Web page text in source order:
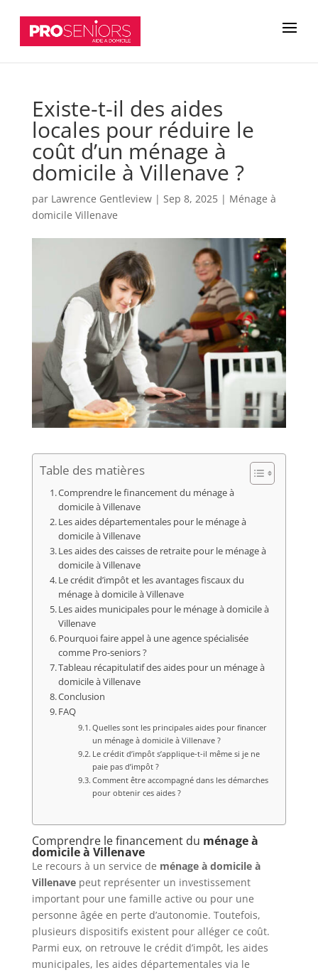
Existe-t-il des aides
locales pour réduire le
coût d’un ménage à
domicile à Villenave ?
par Lawrence Gentleview| Sep 8, 2025| Ménage à
domicile Villenave
Table des matières
Comprendre le financement du ménage à
domicile à Villenave
Les aides départementales pour le ménage à
domicile à Villenave
Les aides des caisses de retraite pour le ménage à
domicile à Villenave
Le crédit d’impôt et les avantages fiscaux du
ménage à domicile à Villenave
Les aides municipales pour le ménage à domicile à
Villenave
Pourquoi faire appel à une agence spécialisée
comme Pro-seniors ?
Tableau récapitulatif des aides pour un ménage à
domicile à Villenave
Conclusion
FAQ
Quelles sont les principales aides pour financer
un ménage à domicile à Villenave ?
Le crédit d’impôt s’applique-t-il même si je ne
paie pas d’impôt ?
Comment être accompagné dans les démarches
pour obtenir ces aides ?
Comprendre le financement du ménage à
domicile à Villenave
Le recours à un service de ménage à domicile à
Villenavepeut représenter un investissement
important pour une famille active ou pour une
personne âgée en perte d’autonomie. Toutefois,
plusieurs dispositifs existent pour alléger ce coût.
Parmi eux, on retrouve le crédit d’impôt, les aides
municipales, les aides départementales via le